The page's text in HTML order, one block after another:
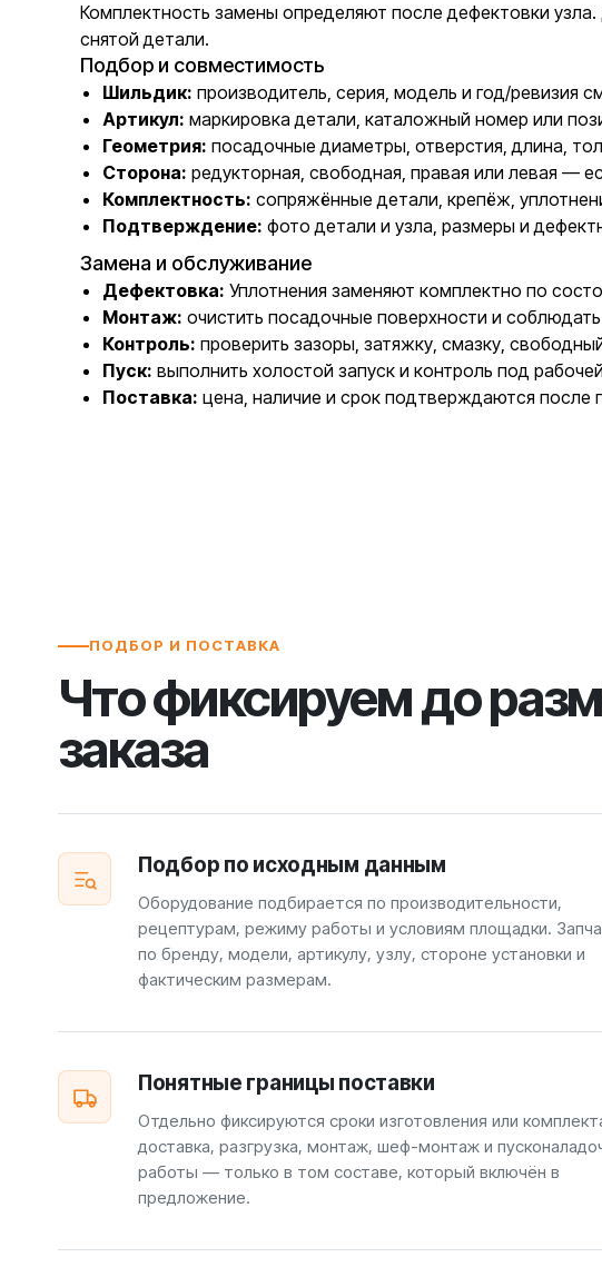
Комплектность замены определяют после дефектовки
снятой детали.
Подбор и совместимость
Шильдик: производитель, серия, модель и год/ревизия
Артикул: маркировка детали, каталожный номер или
Геометрия: посадочные диаметры, отверстия, длина,
Сторона: редукторная, свободная, правая или левая —
Комплектность: сопряжённые детали, крепёж,
Подтверждение: фото детали и узла, размеры и
Замена и обслуживание
Дефектовка: Уплотнения заменяют комплектно по
Монтаж: очистить посадочные поверхности и
Контроль: проверить зазоры, затяжку, смазку,
Пуск: выполнить холостой запуск и контроль под
Поставка: цена, наличие и срок подтверждаются после
ПОДБОР И ПОСТАВКА
Что фиксируем до
заказа
Подбор по исходным данным
Оборудование подбирается по производительности,
рецептурам, режиму работы и условиям площадки.
по бренду, модели, артикулу, узлу, стороне установки и
фактическим размерам.
Понятные границы поставки
Отдельно фиксируются сроки изготовления или
доставка, разгрузка, монтаж, шеф-монтаж и
работы — только в том составе, который включён в
предложение.